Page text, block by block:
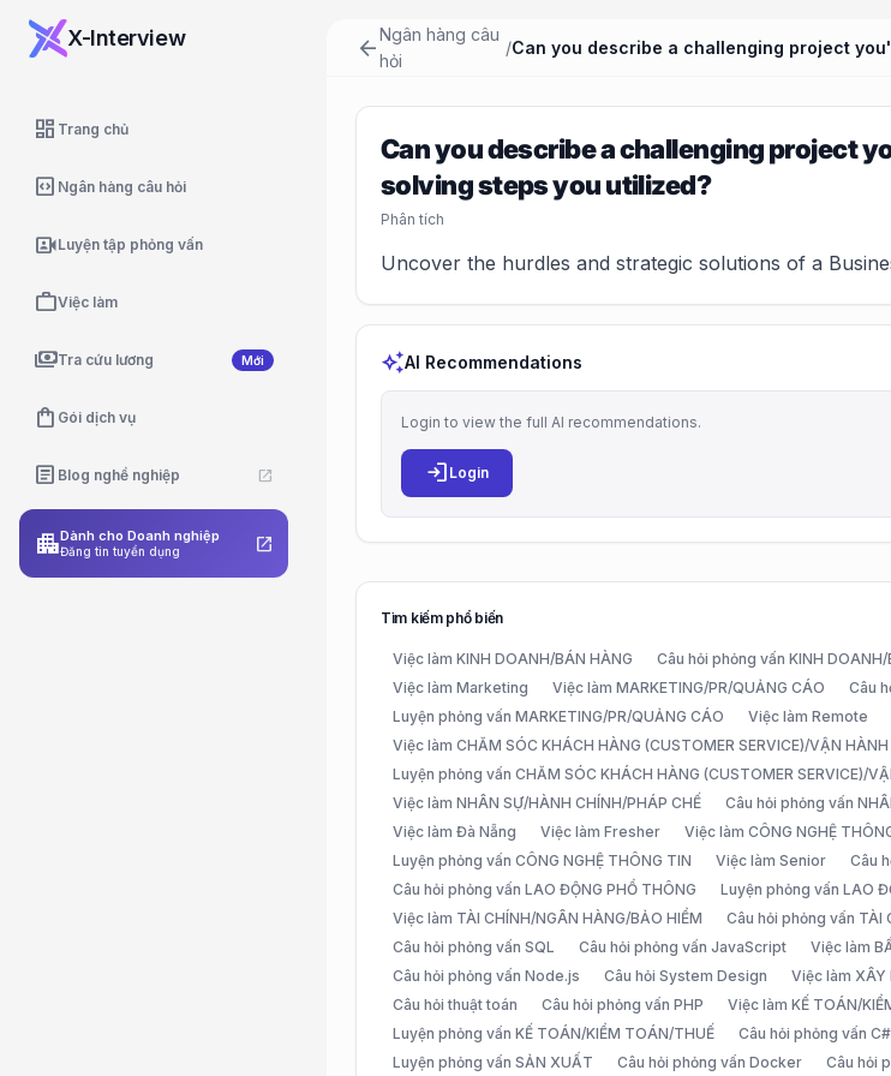
X-Interview
dashboard Trang chủ
code_blocks Ngân hàng câu hỏi
video_camera_frontLuyện tập phỏng vấn
workViệc làm
paymentsTra cứu lương Mới
shopping_bag Gói dịch vụ
article Blog nghề nghiệp open_in_new
apartmentDành cho Doanh nghiệp
Đăng tin tuyển dụng open_in_new
arrow_backNgân hàng câu
hỏi
/
Can you describe a challenging project
solving steps you utilized?
Phân tích
Uncover the hurdles and strategic solutions of a
auto_awesomeAI Recommendations
Login to view the full AI recommendations.
login Login
Tìm kiếm phổ biến
Việc làm KINH DOANH/BÁN HÀNG Câu hỏi phỏng vấn KINH DOANH/
Việc làm Marketing
Việc làm MARKETING/PR/QUẢNG CÁO
Câu
Luyện phỏng vấn MARKETING/PR/QUẢNG CÁO
Việc làm Remote
Việc làm CHĂM SÓC KHÁCH HÀNG (CUSTOMER SERVICE)/VẬN HÀNH
Luyện phỏng vấn CHĂM SÓC KHÁCH HÀNG (CUSTOMER SERVICE)/
Việc làm NHÂN SỰ/HÀNH CHÍNH/PHÁP CHẾ
Câu hỏi phỏng vấn
Việc làm Đà Nẵng
Việc làm Fresher Việc làm CÔNG NGHỆ
Luyện phỏng vấn CÔNG NGHỆ THÔNG TIN
Việc làm Senior Câu
Câu hỏi phỏng vấn LAO ĐỘNG PHỔ THÔNG
Luyện phỏng vấn LAO
Việc làm TÀI CHÍNH/NGÂN HÀNG/BẢO HIỂM
Câu hỏi phỏng vấn TÀI
Câu hỏi phỏng vấn SQL
Câu hỏi phỏng vấn JavaScript Việc làm
Câu hỏi phỏng vấn Node.js
Câu hỏi System Design Việc làm XÂY
Câu hỏi thuật toán
Câu hỏi phỏng vấn PHP Việc làm KẾ TOÁN/
Luyện phỏng vấn KẾ TOÁN/KIỂM TOÁN/THUẾ
Câu hỏi phỏng vấn C#
Luyện phỏng vấn SẢN XUẤT
Câu hỏi phỏng vấn Docker Câu hỏi